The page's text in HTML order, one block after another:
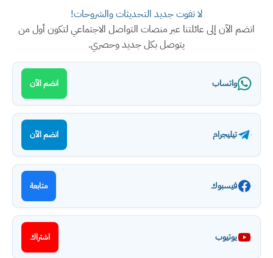
لا تفوت جديد التحديثات والشروحات!
انضم الآن إلى عائلتنا عبر منصات التواصل الاجتماعي لتكون أول من
يتوصل بكل جديد وحصري.
واتساب انضم الآن
تيليجرام انضم الآن
فيسبوك متابعة
يوتيوب اشتراك